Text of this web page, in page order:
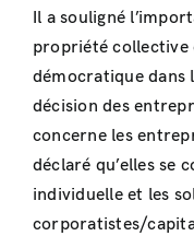
Il a souligné
propriété collective
démocratique dans
décision des
concerne les
déclaré qu’elles se
individuelle et les
corporatistes/